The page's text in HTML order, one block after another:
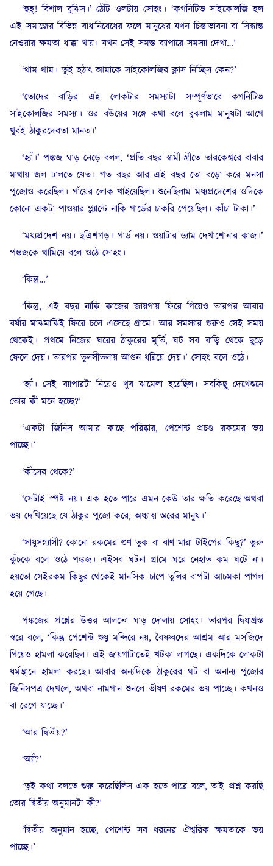
‘হুহ্‌! বিশাল বুঝিস।’ ঠোঁট ওলটায় সোহং। ‘কগনিটিভ সাইকোলজি হল
এই সমাজের বিভিন্ন বাধানিষেধের ফলে মানুষের যখন চিন্তাভাবনা বা সিদ্ধান্ত
নেওয়ার ক্ষমতা ধাক্কা খায়। যখন সেই সমস্ত ব্যাপারে সমস্যা দেখা…’
‘থাম থাম। তুই হঠাৎ আমাকে সাইকোলজির ক্লাস নিচ্ছিস কেন?’
‘তোদের বাড়ির এই লোকটার সমস্যাটা সম্পূর্ণভাবে কগনিটিভ
সাইকোলজির সমস্যা। ওর বউয়ের সঙ্গে কথা বলে বুঝলাম মানুষটা আগে
খুবই ঠাকুরদেবতা মানত।’
‘হ্যাঁ।’ পঙ্কজ ঘাড় নেড়ে বলল, ‘প্রতি বছর স্বামী-স্ত্রীতে তারকেশ্বরে বাবার
মাথায় জল ঢালতে যেত। গত বছর আর এই বছর তো বড়ো করে মনসা
পুজোও করেছিল। গাঁয়ের লোক খাইয়েছিল। শুনেছিলাম মধ্যপ্রদেশের ওদিকে
কোনো একটা পাওয়ার প্ল্যান্টে নাকি গার্ডের চাকরি পেয়েছিল। কাঁচা টাকা।’
‘মধ্যপ্রদেশ নয়। ছত্রিশগড়। গার্ড নয়। ওয়াটার ড্যাম দেখাশোনার কাজ।’
পঙ্কজকে থামিয়ে বলে ওঠে সোহং।
‘কিন্তু…’
‘কিন্তু, এই বছর নাকি কাজের জায়গায় ফিরে গিয়েও তারপর আবার
বর্ষার মাঝমাঝিই ফিরে চলে এসেছে গ্রামে। আর সমস্যার শুরুও সেই সময়
থেকেই। প্রথমে নিজের ঘরের ঠাকুরের মূর্তি, ঘট সব বাড়ি থেকে ছুড়ে
ফেলে দেয়। তারপর তুলসীতলায় আগুন ধরিয়ে দেয়।’ সোহং বলে ওঠে।
‘হ্যাঁ। সেই ব্যাপারটা নিয়েও খুব ঝামেলা হয়েছিল। সবকিছু দেখেশুনে
তোর কী মনে হচ্ছে?’
‘একটা জিনিস আমার কাছে পরিষ্কার, পেশেন্ট প্রচণ্ড রকমের ভয়
পাচ্ছে।’
‘কীসের থেকে?’
‘সেটাই স্পষ্ট নয়। এক হতে পারে এমন কেউ তার ক্ষতি করেছে অথবা
ভয় দেখিয়েছে যে ঠাকুর পুজো করে, অধ্যাত্ম স্তরের মানুষ।’
‘সাধুসন্ন্যাসী? কোনো রকমের গুণ তুক বা বাণ মারা টাইপের কিছু?’ ভুরু
কুঁচকে বলে ওঠে পঙ্কজ। এইসব ঘটনা গ্রামে ঘরে নেহাত কম ঘটে না।
হয়তো সেইরকম কিছুর থেকেই মানসিক চাপে তুলির বাপটা আচমকা পাগল
হয়ে গেছে।
পঙ্কজের প্রশ্নের উত্তর আলতো ঘাড় দোলায় সোহং। তারপর দ্বিধাগ্রস্ত
স্বরে বলে, ‘কিন্তু পেশেন্ট শুধু মন্দিরে নয়, বৈষ্ণবদের আশ্রম আর মসজিদে
গিয়েও হামলা করেছিল। এই জায়গাটাতেই খটকা লাগছে। একদিকে লোকটা
ধর্মস্থানে হামলা করছে। আবার অন্যদিকে ঠাকুরের ঘট বা অনান্য পুজোর
জিনিসপত্র দেখলে, অথবা নামগান শুনলে ভীষণ রকমের ভয় পাচ্ছে। কখনও
বা রেগে যাচ্ছে।’
‘আর দ্বিতীয়?’
‘অ্যাঁ?’
‘তুই কথা বলতে শুরু করেছিলিস এক হতে পারে বলে, তাই প্রশ্ন করছি
তোর দ্বিতীয় অনুমানটা কী?’
‘দ্বিতীয় অনুমান হচ্ছে, পেশেন্ট সব ধরনের ঐশ্বরিক ক্ষমতাকে ভয়
পাচ্ছে।’